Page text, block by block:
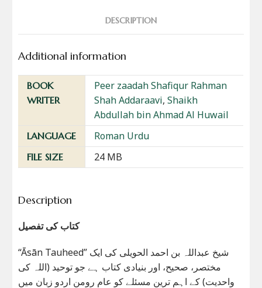
DESCRIPTION
Additional information
BOOK
WRITER
Peer zaadah Shafiqur Rahman
Shah Addaraavi,Shaikh
Abdullah bin Ahmad Al Huwail
LANGUAGE Roman Urdu
FILE SIZE 24 MB
Description
کتاب کی تفصیل
“Āsān Tauheed” شیخ عبداللہ بن احمد الحویلی کی ایک
مختصر، صحیح، اور بنیادی کتاب ہے جو توحید (اللہ کی
واحدیت) کے اہم ترین مسئلے کو عام رومن اردو زبان میں